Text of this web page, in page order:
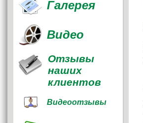
Галерея
Видео
Отзывы
наших
клиентов
Видеоотзывы